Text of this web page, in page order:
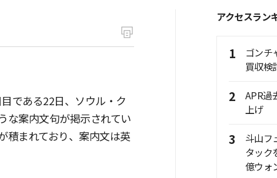
である22日、ソウル・ク
な案内文句が掲示されてい
積まれており、案内文は英
アクセスラン
1
ゴンチ
買収検
2
APR過
上げ
3
斗山フ
タック
億ウォ